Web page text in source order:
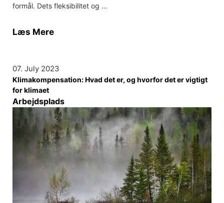
formål. Dets fleksibilitet og …
Læs Mere
07. July 2023
Klimakompensation: Hvad det er, og hvorfor det er vigtigt
for klimaet
Arbejdsplads